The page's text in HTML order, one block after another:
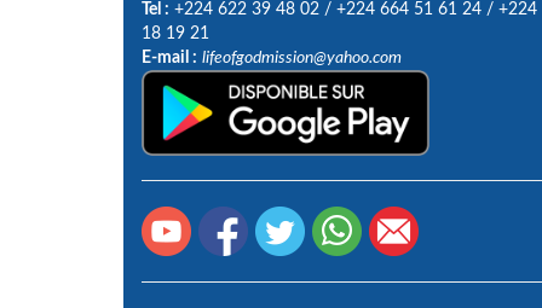
Tel : +224 622 39 48 02 / +224 664 51 61 24 / +224
18 19 21
E-mail : lifeofgodmission@yahoo.com